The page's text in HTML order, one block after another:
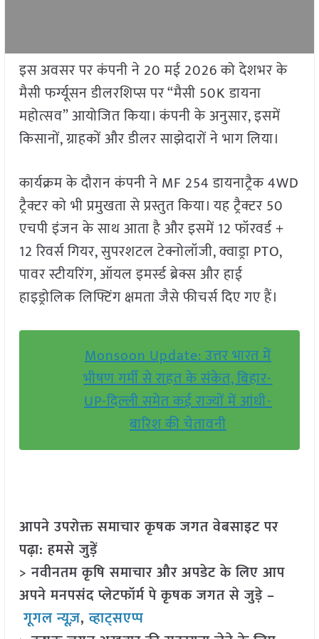
इस अवसर पर कंपनी ने 20 मई 2026 को देशभर के
मैसी फर्ग्यूसन डीलरशिप्स पर “मैसी 50K डायना
महोत्सव” आयोजित किया। कंपनी के अनुसार, इसमें
किसानों, ग्राहकों और डीलर साझेदारों ने भाग लिया।
कार्यक्रम के दौरान कंपनी ने MF 254 डायनाट्रैक 4WD
ट्रैक्टर को भी प्रमुखता से प्रस्तुत किया। यह ट्रैक्टर 50
एचपी इंजन के साथ आता है और इसमें 12 फॉरवर्ड +
12 रिवर्स गियर, सुपरशटल टेक्नोलॉजी, क्वाड्रा PTO,
पावर स्टीयरिंग, ऑयल इमर्स्ड ब्रेक्स और हाई
हाइड्रोलिक लिफ्टिंग क्षमता जैसे फीचर्स दिए गए हैं।
Monsoon Update: उत्तर भारत में
भीषण गर्मी से राहत के संकेत, बिहार-
UP-दिल्ली समेत कई राज्यों में आंधी-
बारिश की चेतावनी
आपने उपरोक्त समाचार कृषक जगत वेबसाइट पर
पढ़ा: हमसे जुड़ें
> नवीनतम कृषि समाचार और अपडेट के लिए आप
अपने मनपसंद प्लेटफॉर्म पे कृषक जगत से जुड़े –
गूगल न्यूज़,व्हाट्सएप्प